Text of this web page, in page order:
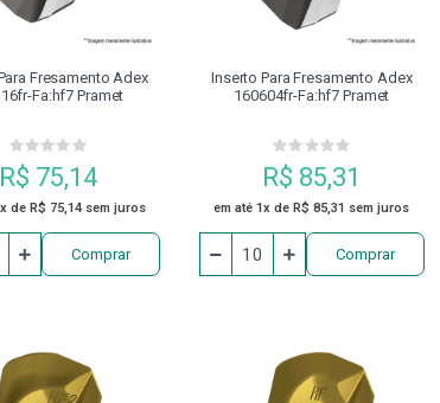
Fresamento Adex
Fa:hf7 Pramet
R$ 75,14
de R$ 75,14 sem juros
Comprar
Inserto Para Fresamento Adex
160604fr-Fa:hf7 Pramet
R$ 85,31
em até 1x de R$ 85,31 sem juros
Comprar